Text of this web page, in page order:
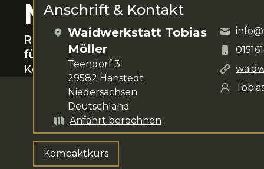
Möller
Rund umHanstedtdas Jagen lernen.
für deine Anliegen zur Verfügung. Das
Kompaktkurs .
Anschrift & Kontakt
Waidwerkstatt Tobias
Möller
Teendorf 3
29582 Hanstedt
Niedersachsen
Deutschland
Anfahrt berechnen
Kompaktkurs